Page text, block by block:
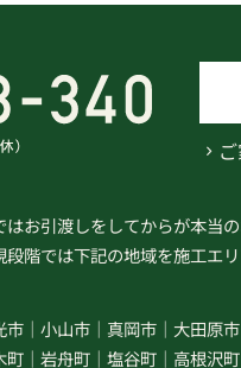
お引渡しをしてからが本当
階では下記の地域を施工エ
市 小山市 真岡市 大田原市
町 岩舟町 塩谷町 高根沢町